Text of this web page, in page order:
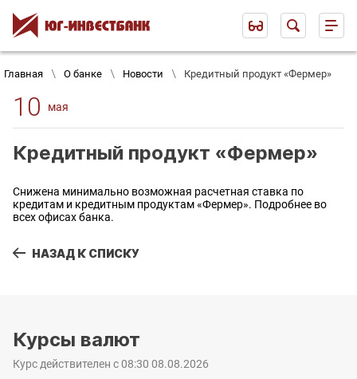
Главная О банке Новости Кредитный продукт «Фермер»
10 мая
Кредитный продукт «Фермер»
Снижена минимально возможная расчетная ставка по
кредитам и кредитным продуктам «Фермер». Подробнее во
всех офисах банка.
НАЗАД К СПИСКУ
Курсы валют
Курс действителен с 08:30 08.08.2026